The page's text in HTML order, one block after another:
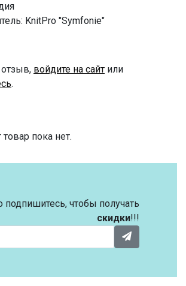
KnitPro "Symfonie"
войдите на сайт или
.
пока нет.
подпишитесь, чтобы получать
скидки!!!